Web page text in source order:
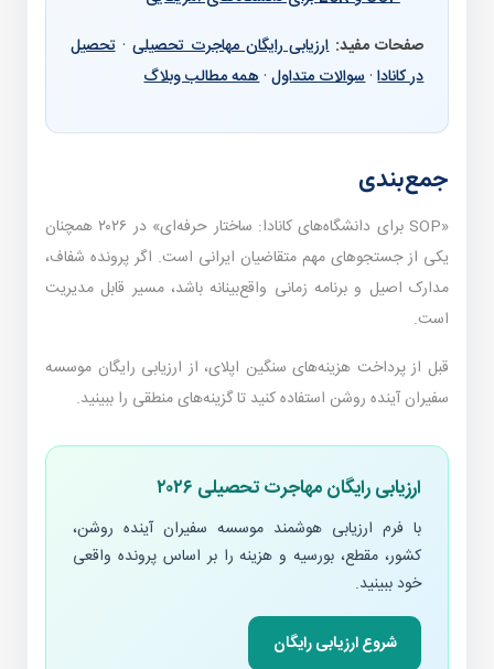
صفحات مفید: ارزیابی رایگان مهاجرت تحصیلی ·تحصیل
در کانادا·سوالات متداول·همه مطالب وبلاگ
جمع‌بندی
«SOP برای دانشگاه‌های کانادا: ساختار حرفه‌ای» در ۲۰۲۶ همچنان
یکی از جستجوهای مهم متقاضیان ایرانی است. اگر پرونده شفاف،
مدارک اصیل و برنامه زمانی واقع‌بینانه باشد، مسیر قابل مدیریت
است.
قبل از پرداخت هزینه‌های سنگین اپلای، از ارزیابی رایگان موسسه
سفیران آینده روشن استفاده کنید تا گزینه‌های منطقی را ببینید.
ارزیابی رایگان مهاجرت تحصیلی ۲۰۲۶
با فرم ارزیابی هوشمند موسسه سفیران آینده روشن،
کشور، مقطع، بورسیه و هزینه را بر اساس پرونده واقعی
خود ببینید.
شروع ارزیابی رایگان